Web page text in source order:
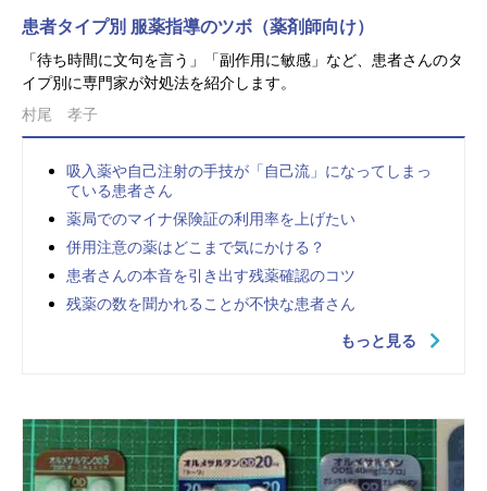
患者タイプ別 服薬指導のツボ（薬剤師向け）
「待ち時間に文句を言う」「副作用に敏感」など、患者さんのタ
イプ別に専門家が対処法を紹介します。
村尾 孝子
吸入薬や自己注射の手技が「自己流」になってしまっ
ている患者さん
薬局でのマイナ保険証の利用率を上げたい
併用注意の薬はどこまで気にかける？
患者さんの本音を引き出す残薬確認のコツ
残薬の数を聞かれることが不快な患者さん
もっと見る